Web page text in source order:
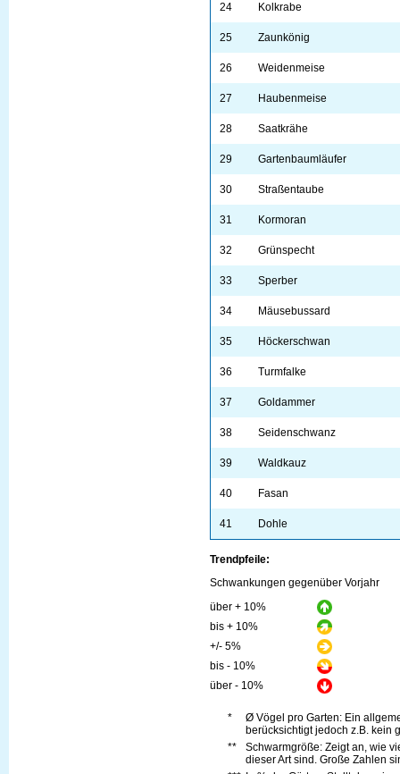
24 Kolkrabe
25 Zaunkönig
26 Weidenmeise
27 Haubenmeise
28 Saatkrähe
29 Gartenbaumläufer
30 Straßentaube
31 Kormoran
32 Grünspecht
33 Sperber
34 Mäusebussard
35 Höckerschwan
36 Turmfalke
37 Goldammer
38 Seidenschwanz
39 Waldkauz
40 Fasan
41 Dohle
Trendpfeile:
Schwankungen gegenüber Vorjahr
über + 10%
bis + 10%
+/- 5%
bis - 10%
über - 10%
*
Ø Vögel pro Garten: Ein
berücksichtigt jedoch z.B. kein
**
Schwarmgröße: Zeigt an, wie
dieser Art sind. Große Zahlen